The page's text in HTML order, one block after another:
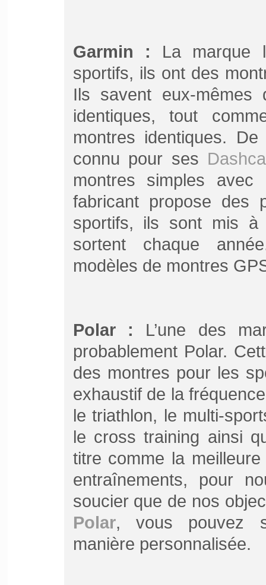
Garmin : La marque
sportifs, ils ont des
Ils savent eux-mêmes
identiques, tout
montres identiques.
connu pour ses
montres simples
fabricant propose des
sportifs, ils sont mis à
sortent chaque
modèles de montres
Polar : L’une des
probablement Polar.
des montres pour les
exhaustif de la
le triathlon, le multi-
le cross training ainsi
titre comme la
entraînements, pour
soucier que de nos
Polar, vous pouvez
manière personnalisée.